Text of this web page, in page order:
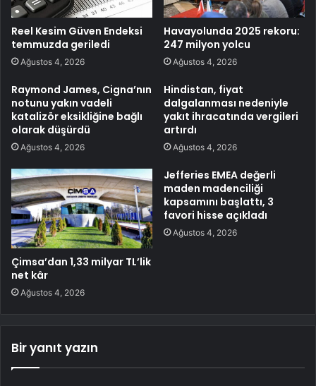
Reel Kesim Güven Endeksi
temmuzda geriledi
Ağustos 4, 2026
Havayolunda 2025 rekoru:
247 milyon yolcu
Ağustos 4, 2026
Raymond James, Cigna’nın
notunu yakın vadeli
katalizör eksikliğine bağlı
olarak düşürdü
Ağustos 4, 2026
Hindistan, fiyat
dalgalanması nedeniyle
yakıt ihracatında vergileri
artırdı
Ağustos 4, 2026
Çimsa’dan 1,33 milyar TL’lik
net kâr
Ağustos 4, 2026
Jefferies EMEA değerli
maden madenciliği
kapsamını başlattı, 3
favori hisse açıkladı
Ağustos 4, 2026
Bir yanıt yazın